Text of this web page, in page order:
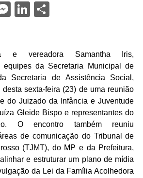
Messenger
LinkedIn
e vereadora Samantha Iris,
equipes da Secretaria Municipal de
Secretaria de Assistência Social,
sexta-feira (23) de uma reunião
do Juizado da Infância e Juventude
Gleide Bispo e representantes do
O encontro também reuniu
de comunicação do Tribunal de
(TJMT), do MP e da Prefeitura,
e estruturar um plano de mídia
da Lei da Família Acolhedora